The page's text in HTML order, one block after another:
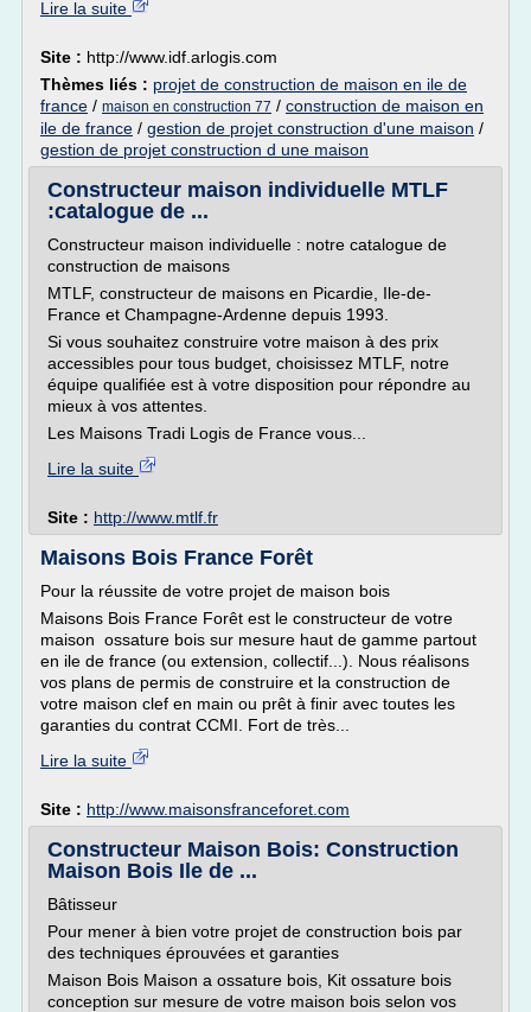
Lire la suite
Site : http://www.idf.arlogis.com
Thèmes liés : projet de construction de maison en ile de
france / maison en construction 77 / construction de maison en
ile de france / gestion de projet construction d'une maison /
gestion de projet construction d une maison
Constructeur maison individuelle MTLF
:catalogue de ...
Constructeur maison individuelle : notre catalogue de
construction de maisons
MTLF, constructeur de maisons en Picardie, Ile-de-
France et Champagne-Ardenne depuis 1993.
Si vous souhaitez construire votre maison à des prix
accessibles pour tous budget, choisissez MTLF, notre
équipe qualifiée est à votre disposition pour répondre au
mieux à vos attentes.
Les Maisons Tradi Logis de France vous...
Lire la suite
Site : http://www.mtlf.fr
Maisons Bois France Forêt
Pour la réussite de votre projet de maison bois
Maisons Bois France Forêt est le constructeur de votre
maison ossature bois sur mesure haut de gamme partout
en ile de france (ou extension, collectif...). Nous réalisons
vos plans de permis de construire et la construction de
votre maison clef en main ou prêt à finir avec toutes les
garanties du contrat CCMI. Fort de très...
Lire la suite
Site : http://www.maisonsfranceforet.com
Constructeur Maison Bois: Construction
Maison Bois Ile de ...
Bâtisseur
Pour mener à bien votre projet de construction bois par
des techniques éprouvées et garanties
Maison Bois Maison a ossature bois, Kit ossature bois
conception sur mesure de votre maison bois selon vos